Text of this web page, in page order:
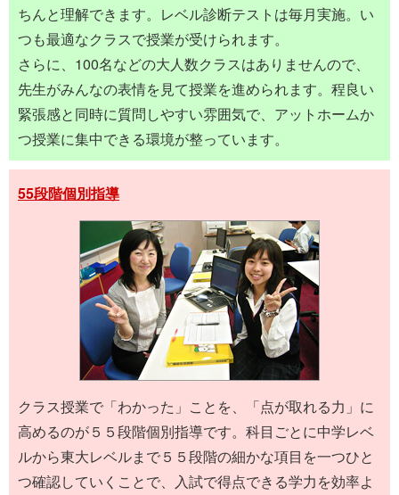
ちんと理解できます。レベル診断テストは毎月実施。い
つも最適なクラスで授業が受けられます。
さらに、100名などの大人数クラスはありませんので、
先生がみんなの表情を見て授業を進められます。程良い
緊張感と同時に質問しやすい雰囲気で、アットホームか
つ授業に集中できる環境が整っています。
55段階個別指導
クラス授業で「わかった」ことを、「点が取れる力」に
高めるのが５５段階個別指導です。科目ごとに中学レベ
ルから東大レベルまで５５段階の細かな項目を一つひと
つ確認していくことで、入試で得点できる学力を効率よ